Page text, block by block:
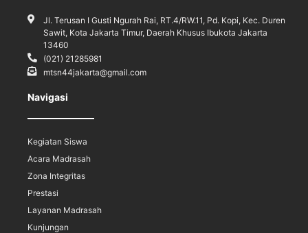
Jl. Terusan I Gusti Ngurah Rai, RT.4/RW.11, Pd. Kopi, Kec. Duren
Sawit, Kota Jakarta Timur, Daerah Khusus Ibukota Jakarta
13460
(021) 21285981
mtsn44jakarta@gmail.com
Navigasi
Kegiatan Siswa
Acara Madrasah
Zona Integritas
Prestasi
Layanan Madrasah
Kunjungan